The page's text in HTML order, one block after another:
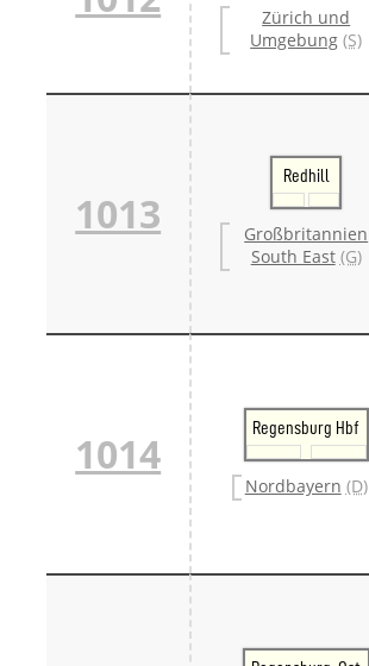
Zürich und
Umgebung (S)
1013
Redhill
Großbritannien
South East (G)
1014
Regensburg Hbf
Nordbayern (D)